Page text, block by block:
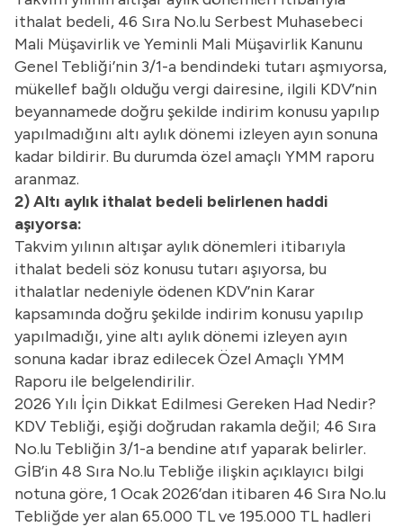
ithalat bedeli, 46 Sıra No.lu Serbest Muhasebeci
Mali Müşavirlik ve Yeminli Mali Müşavirlik Kanunu
Genel Tebliği’nin 3/1-a bendindeki tutarı aşmıyorsa,
mükellef bağlı olduğu vergi dairesine, ilgili KDV’nin
beyannamede doğru şekilde indirim konusu yapılıp
yapılmadığını altı aylık dönemi izleyen ayın sonuna
kadar bildirir. Bu durumda özel amaçlı YMM raporu
aranmaz.
2) Altı aylık ithalat bedeli belirlenen haddi
aşıyorsa:
Takvim yılının altışar aylık dönemleri itibarıyla
ithalat bedeli söz konusu tutarı aşıyorsa, bu
ithalatlar nedeniyle ödenen KDV’nin Karar
kapsamında doğru şekilde indirim konusu yapılıp
yapılmadığı, yine altı aylık dönemi izleyen ayın
sonuna kadar ibraz edilecek Özel Amaçlı YMM
Raporu ile belgelendirilir.
2026 Yılı İçin Dikkat Edilmesi Gereken Had Nedir?
KDV Tebliği, eşiği doğrudan rakamla değil; 46 Sıra
No.lu Tebliğin 3/1-a bendine atıf yaparak belirler.
GİB’in 48 Sıra No.lu Tebliğe ilişkin açıklayıcı bilgi
notuna göre, 1 Ocak 2026’dan itibaren 46 Sıra No.lu
Tebliğde yer alan 65.000 TL ve 195.000 TL hadleri